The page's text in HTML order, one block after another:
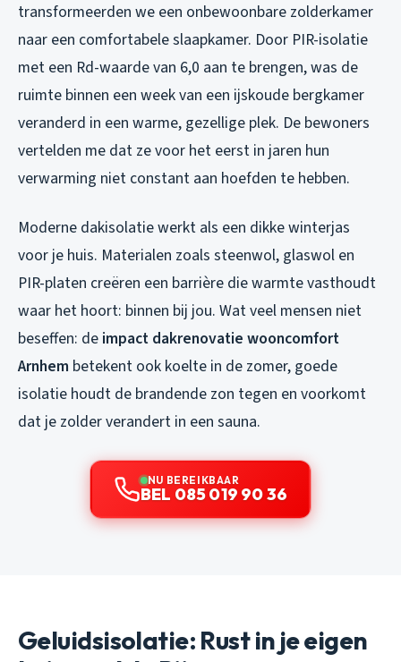
transformeerden we een onbewoonbare zolderkamer
naar een comfortabele slaapkamer. Door PIR-isolatie
met een Rd-waarde van 6,0 aan te brengen, was de
ruimte binnen een week van een ijskoude bergkamer
veranderd in een warme, gezellige plek. De bewoners
vertelden me dat ze voor het eerst in jaren hun
verwarming niet constant aan hoefden te hebben.
Moderne dakisolatie werkt als een dikke winterjas
voor je huis. Materialen zoals steenwol, glaswol en
PIR-platen creëren een barrière die warmte vasthoudt
waar het hoort: binnen bij jou. Wat veel mensen niet
beseffen: de impact dakrenovatie wooncomfort
Arnhem betekent ook koelte in de zomer, goede
isolatie houdt de brandende zon tegen en voorkomt
dat je zolder verandert in een sauna.
NU BEREIKBAAR
BEL 085 019 90 36
Geluidsisolatie: Rust in je eigen